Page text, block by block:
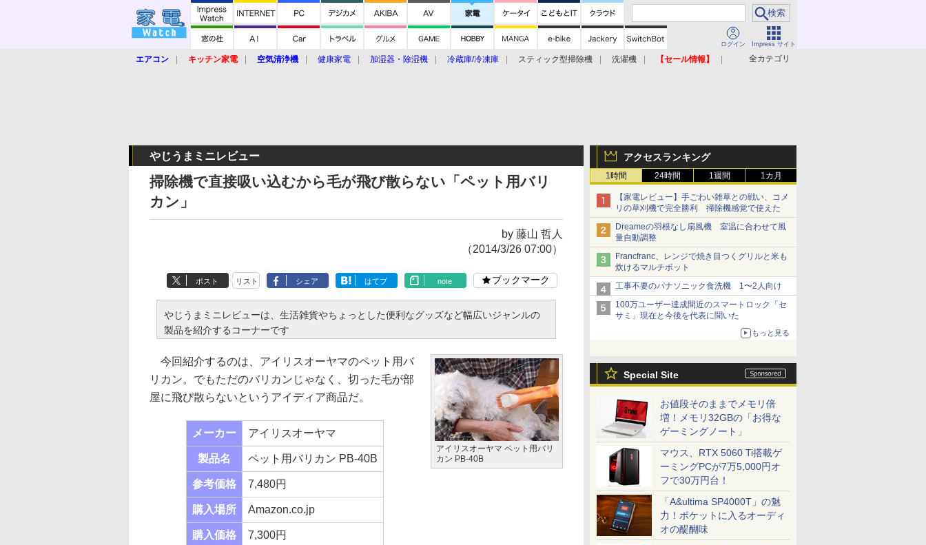
ログイン Impress サイト
全カテゴリ
エアコン キッチン家電 空気清浄機 健康家電 加湿器・除湿機 冷蔵庫/冷凍庫 スティック型掃除機 洗濯機
【セール情報】
アクセスランキング
1時間 24時間 1週間 1カ月
【家電レビュー】手ごわい雑草との戦い、コメ
リの草刈機で完全勝利 掃除機感覚で使えた
Dreameの羽根なし扇風機 室温に合わせて風
量自動調整
Francfranc、レンジで焼き目つくグリルと米も
炊けるマルチポット
工事不要のパナソニック食洗機 1〜2人向け
100万ユーザー達成間近のスマートロック「セ
サミ」現在と今後を代表に聞いた
もっと見る
Special Site
お値段そのままでメモリ倍
増！メモリ32GBの「お得な
ゲーミングノート」
マウス、RTX 5060 Ti搭載ゲ
ーミングPCが7万5,000円オ
フで30万円台！
「A&ultima SP4000T」の魅
力！ポケットに入るオーディ
オの醍醐味
やじうまミニレビュー
掃除機で直接吸い込むから毛が飛び散らない「ペット用バリ
カン」
by 藤山 哲人
（2014/3/26 07:00）
ポスト リスト シェア はてブ note ブックマーク
やじうまミニレビューは、生活雑貨やちょっとした便利なグッズなど幅広いジャンルの
製品を紹介するコーナーです
アイリスオーヤマ ペット用バリ
カン PB-40B
今回紹介するのは、アイリスオーヤマのペット用バ
リカン。でもただのバリカンじゃなく、切った毛が部
屋に飛び散らないというアイディア商品だ。
メーカー アイリスオーヤマ
製品名 ペット用バリカン PB-40B
参考価格 7,480円
購入場所 Amazon.co.jp
購入価格 7,300円